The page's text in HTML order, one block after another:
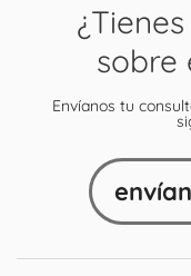
sobre
Envíanos tu